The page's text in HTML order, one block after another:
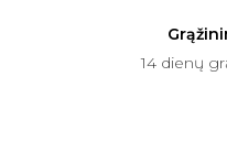
14 dienų